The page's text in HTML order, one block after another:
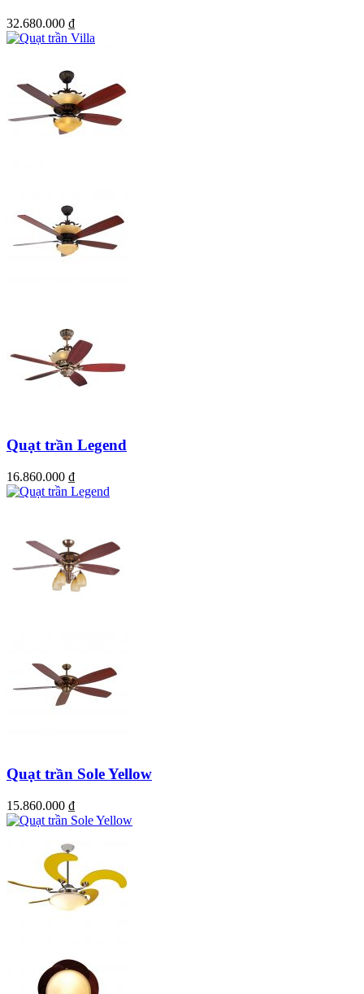
32.680.000 ₫
Quạt trần Legend
16.860.000 ₫
Quạt trần Sole Yellow
15.860.000 ₫